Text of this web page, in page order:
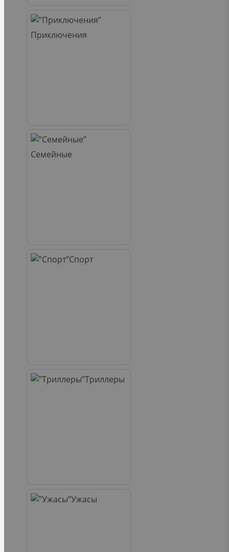
Приключения
Семейные
Спорт
Триллеры
Ужасы